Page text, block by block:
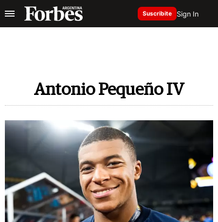
Suscribite Sign In
Antonio Pequeño IV